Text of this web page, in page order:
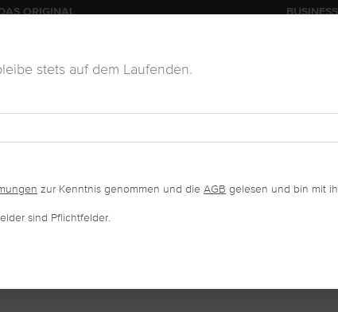
ORIGINAL BUSINESS
REIHEN
stets auf dem Laufenden.
zur Kenntnis genommen und die AGB gelesen und bin mit
sind Pflichtfelder.